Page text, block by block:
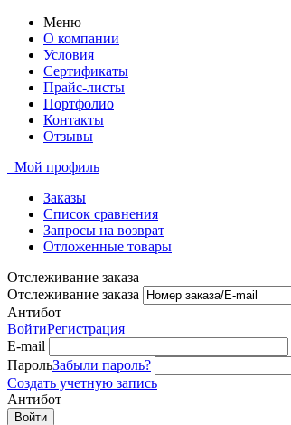
Меню
О компании
Условия
Сертификаты
Прайс-листы
Портфолио
Контакты
Отзывы
Мой профиль
Заказы
Список сравнения
Запросы на возврат
Отложенные товары
Отслеживание заказа
Отслеживание заказа
Антибот
ВойтиРегистрация
E-mail
ПарольЗабыли пароль?
Создать учетную запись
Антибот
Войти